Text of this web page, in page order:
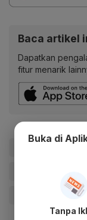
Baca artikel
Dapatkan
fitur menarik
Buka di
Tanpa